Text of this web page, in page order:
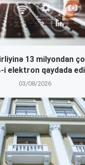
13 milyondan
i elektron qaydada
03/08/2026